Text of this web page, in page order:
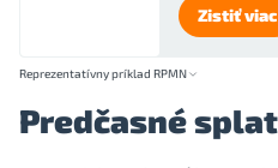
Zistiť viac
Reprezentatívny príklad RPMN
Predčasné